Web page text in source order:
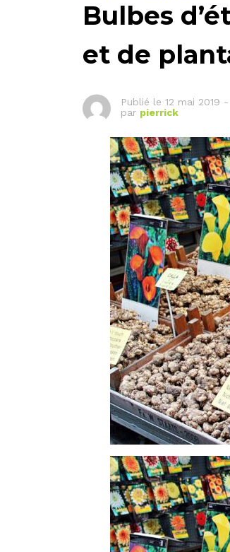
Bulbes
et de
Publié le 12 mai 2019 -
par pierrick